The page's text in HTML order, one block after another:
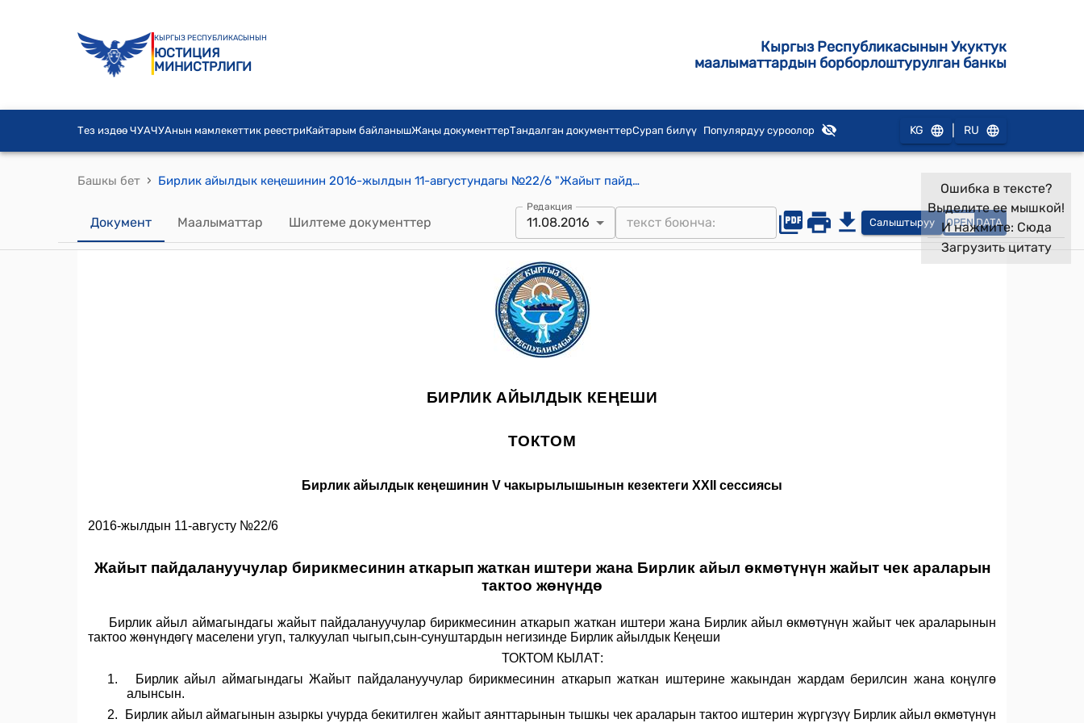
КЫРГЫЗ РЕСПУБЛИКАСЫНЫН
ЮСТИЦИЯ
МИНИСТРЛИГИ
Кыргыз Республикасынын Укуктук
маалыматтардын борборлоштурулган банкы
Тез издөө ЧУАЧУАнын мамлекеттик реестриКайтарым байланышЖаңы документтерТандалган документтерСурап билүү Популярдуу суроолор KG RU
Башкы бет › Бирлик айылдык кеңешинин 2016-жылдын 11-августундагы №22/6 "Жайыт пайдалануучулар бирикмесинин аткарып жаткан иштери жана Бирлик айыл өкмөтүнүн жайыт чек араларын тактоо жөнүндө" токтому
Документ Маалыматтар Шилтеме документтер
Редакция
11.08.2016 Салыштыруу OPEN DATA
Ошибка в тексте?
Выделите ее мышкой!
И нажмите: Сюда
Загрузить цитату